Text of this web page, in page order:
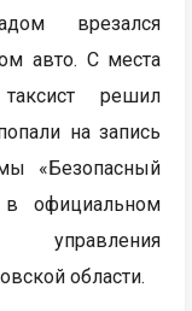
врезался
авто. С места
решил
на запись
«Безопасный
официальном
управления
области.